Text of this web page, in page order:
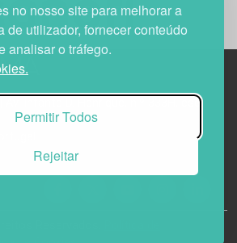
no nosso site para melhorar a
de utilizador, fornecer conteúdo
analisar o tráfego.
Permitir Todos
Rejeitar
Av. Infante D. Henrique, n.º 333H, esc.